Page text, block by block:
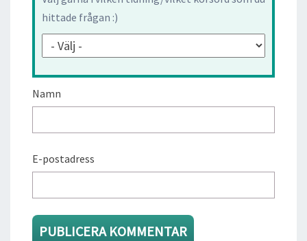
hittade frågan :)
Namn
E-postadress